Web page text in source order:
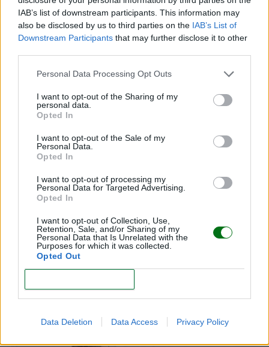
IAB’s list of downstream participants. This information may
also be disclosed by us to third parties on the IAB’s List of
Downstream Participants that may further disclose it to other
Personal Data Processing Opt Outs
I want to opt-out of the Sharing of my
personal data.
Opted In
I want to opt-out of the Sale of my
Personal Data.
Opted In
I want to opt-out of processing my
Personal Data for Targeted Advertising.
Opted In
I want to opt-out of Collection, Use,
Retention, Sale, and/or Sharing of my
Personal Data that Is Unrelated with the
Purposes for which it was collected.
Opted Out
Data Deletion Data Access Privacy Policy
embarazo
LEER
Hipertensión en el embarazo: el ginecólogo
informa
LEER